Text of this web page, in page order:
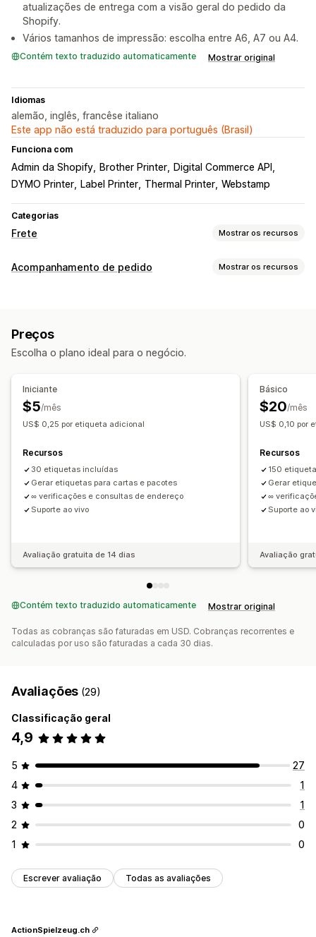
atualizações de entrega com a visão geral do pedido da
Shopify.
Vários tamanhos de impressão: escolha entre A6, A7 ou A4.
Contém texto traduzido automaticamente Mostrar original
Idiomas
alemão, inglês, francêse italiano
Este app não está traduzido para português (Brasil)
Funciona com
Admin da Shopify Brother Printer
Digital Commerce API
DYMO Printer
Label Printer Thermal Printer Webstamp
Categorias
Frete Mostrar os recursos
Etiquetas e embalagem
Taxas de frete
Sincronização de pedidos
Acompanhamento em tempo real
Notificações por e-mail
Atualizações de pedidos
Acompanhamento de pedido Mostrar os recursos
Notificações
Preços
Escolha o plano ideal para o negócio.
Iniciante
$5/mês
US$ 0,25 por etiqueta adicional
Recursos
30 etiquetas incluídas
Gerar etiquetas para cartas e pacotes
∞ verificações e consultas de endereço
Suporte ao vivo
Avaliação gratuita de 14 dias
Básico
$20/mês
US$ 0,10 por
Recursos
150
Gerar
∞
Suporte ao
Avaliação
Contém texto traduzido automaticamente Mostrar original
Todas as cobranças são faturadas em USD. Cobranças recorrentes e
calculadas por uso são faturadas a cada 30 dias.
Avaliações (29)
Classificação geral
4,9
5
27
4
1
3
1
2
0
1
0
Escrever avaliação Todas as avaliações
ActionSpielzeug.ch